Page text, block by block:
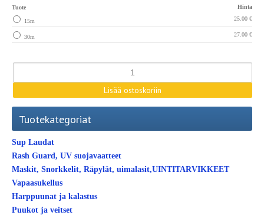
Tuote Hinta
15m 25.00 €
30m 27.00 €
Tuotekategoriat
Sup Laudat
Rash Guard, UV suojavaatteet
Maskit, Snorkkelit, Räpylät, uimalasit,UINTITARVIKKEET
Vapaasukellus
Harppuunat ja kalastus
Puukot ja veitset